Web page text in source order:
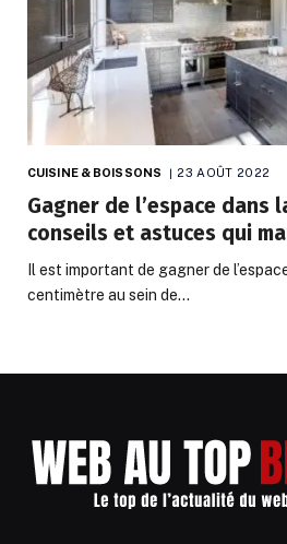
CUISINE & BOISSONS 23 AOÛT 2022
Gagner de l’espace dans
conseils et astuces qui
Il est important de gagner de
centimètre au sein de…